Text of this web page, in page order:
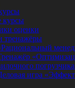
курсы
оценки
тренажёры
игра